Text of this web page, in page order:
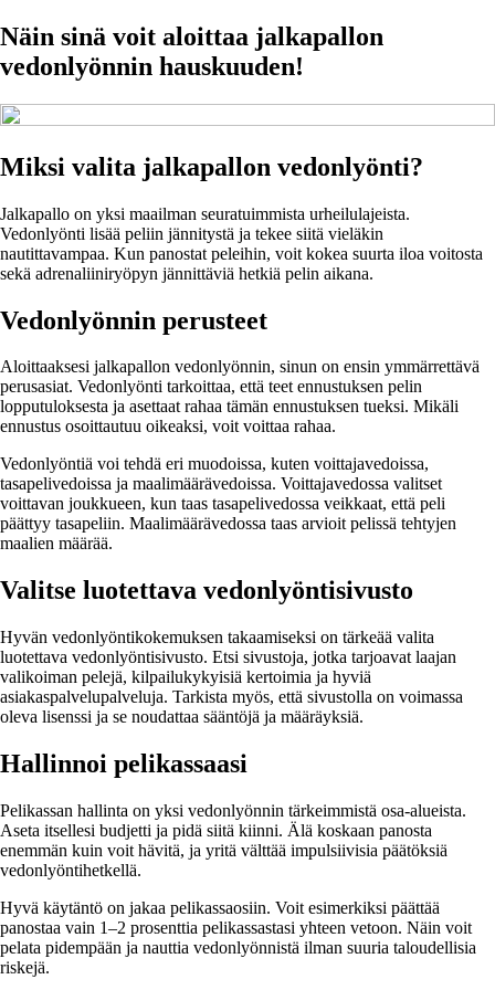
Näin sinä voit aloittaa jalkapallon
vedonlyönnin hauskuuden!
Miksi valita jalkapallon vedonlyönti?
Jalkapallo on yksi maailman seuratuimmista urheilulajeista.
Vedonlyönti lisää peliin jännitystä ja tekee siitä vieläkin
nautittavampaa. Kun panostat peleihin, voit kokea suurta iloa voitosta
sekä adrenaliiniryöpyn jännittäviä hetkiä pelin aikana.
Vedonlyönnin perusteet
Aloittaaksesi jalkapallon vedonlyönnin, sinun on ensin ymmärrettävä
perusasiat. Vedonlyönti tarkoittaa, että teet ennustuksen pelin
lopputuloksesta ja asettaat rahaa tämän ennustuksen tueksi. Mikäli
ennustus osoittautuu oikeaksi, voit voittaa rahaa.
Vedonlyöntiä voi tehdä eri muodoissa, kuten voittajavedoissa,
tasapelivedoissa ja maalimäärävedoissa. Voittajavedossa valitset
voittavan joukkueen, kun taas tasapelivedossa veikkaat, että peli
päättyy tasapeliin. Maalimäärävedossa taas arvioit pelissä tehtyjen
maalien määrää.
Valitse luotettava vedonlyöntisivusto
Hyvän vedonlyöntikokemuksen takaamiseksi on tärkeää valita
luotettava vedonlyöntisivusto. Etsi sivustoja, jotka tarjoavat laajan
valikoiman pelejä, kilpailukykyisiä kertoimia ja hyviä
asiakaspalvelupalveluja. Tarkista myös, että sivustolla on voimassa
oleva lisenssi ja se noudattaa sääntöjä ja määräyksiä.
Hallinnoi pelikassaasi
Pelikassan hallinta on yksi vedonlyönnin tärkeimmistä osa-alueista.
Aseta itsellesi budjetti ja pidä siitä kiinni. Älä koskaan panosta
enemmän kuin voit hävitä, ja yritä välttää impulsiivisia päätöksiä
vedonlyöntihetkellä.
Hyvä käytäntö on jakaa pelikassaosiin. Voit esimerkiksi päättää
panostaa vain 1–2 prosenttia pelikassastasi yhteen vetoon. Näin voit
pelata pidempään ja nauttia vedonlyönnistä ilman suuria taloudellisia
riskejä.